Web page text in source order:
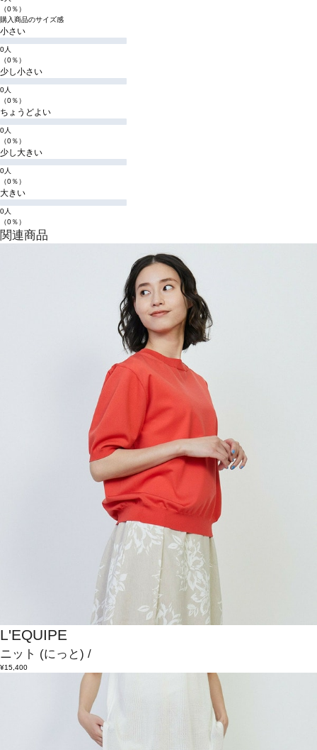
（0％）
購入商品のサイズ感
小さい
0人
（0％）
少し小さい
0人
（0％）
ちょうどよい
0人
（0％）
少し大きい
0人
（0％）
大きい
0人
（0％）
関連商品
L'EQUIPE
ニット (にっと) /
¥15,400